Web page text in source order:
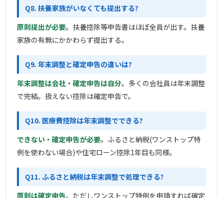
Q8. 扶養家族がいなくても提出する?
原則提出が必要。扶養控除等申告書はほぼ全員が出す。扶養
家族の有無にかかわらず提出する。
Q9. 年末調整と確定申告の違いは?
年末調整は会社・確定申告は自分。多くの会社員は年末調整
で完結。扱えない控除は確定申告で。
Q10. 医療費控除は年末調整でできる?
できない・確定申告が必要。ふるさと納税(ワンストップ特
例を使わない場合)や住宅ローン控除1年目も同様。
Q11. ふるさと納税は年末調整で処理できる?
原則は確定申告。ただしワンストップ特例を申請すれば確定